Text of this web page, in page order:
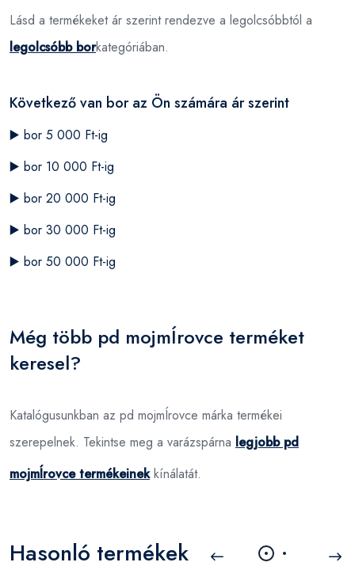
Lásd a termékeket ár szerint rendezve a legolcsóbbtól a
legolcsóbb borkategóriában.
Következő van bor az Ön számára ár szerint
▶️ bor 5 000 Ft-ig
▶️ bor 10 000 Ft-ig
▶️ bor 20 000 Ft-ig
▶️ bor 30 000 Ft-ig
▶️ bor 50 000 Ft-ig
Még több pd mojmÍrovce terméket
keresel?
Katalógusunkban az pd mojmÍrovce márka termékei
szerepelnek. Tekintse meg a varázspárna legjobb pd
mojmÍrovce termékeinekkínálatát.
Hasonló termékek